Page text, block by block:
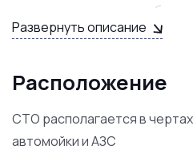
страховым сектором
поток клиентов и высокую
основе.
Основным направлением
кузовной ремонт любой
Развернуть описание
Расположение
СТО располагается в
автомойки и АЗС